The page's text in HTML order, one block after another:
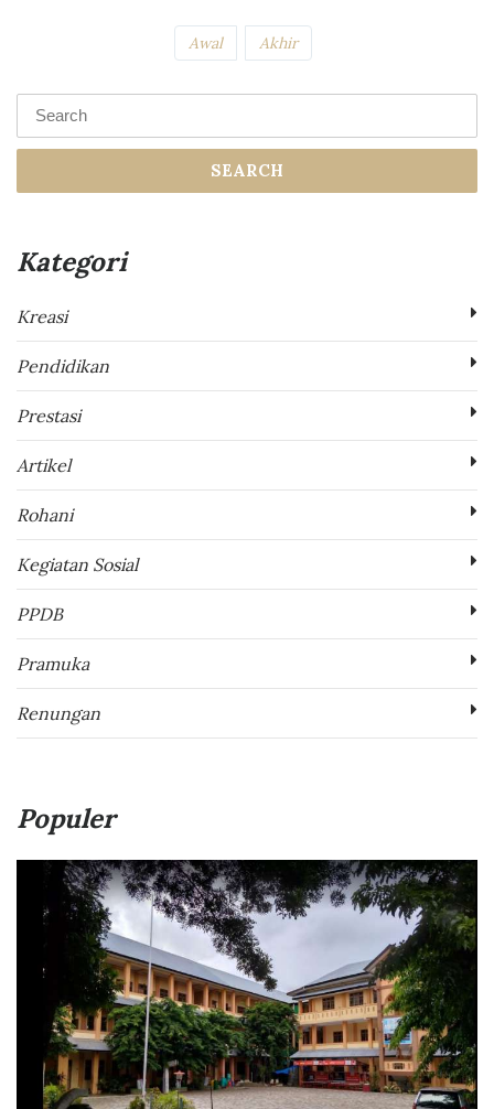
Awal Akhir
SEARCH
Kategori
Kreasi
Pendidikan
Prestasi
Artikel
Rohani
Kegiatan Sosial
PPDB
Pramuka
Renungan
Populer